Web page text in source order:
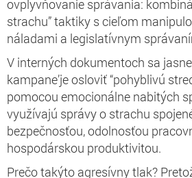
ovplyvňovanie správania:
strachu” taktiky s cieľom
náladami a legislatívnym
V interných dokumentoch sa
kampane’je osloviť “pohyblivú
pomocou emocionálne nabitých
využívajú správy o strachu
bezpečnosťou, odolnosťou
hospodárskou produktivitou.
Prečo takýto agresívny tlak?